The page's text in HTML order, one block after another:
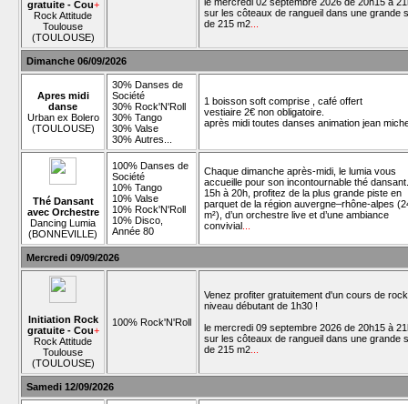
gratuite - Cou+
Rock Attitude
Toulouse
(TOULOUSE)
sur les côteaux de rangueil dans une grande
de 215 m2
Dimanche 06/09/2026
Apres midi
danse
Urban ex Bolero
(TOULOUSE)
30% Danses de
Société
30% Rock'N'Roll
30% Tango
30% Valse
30% Autres...
1 boisson soft comprise , café offert
vestiaire 2€ non obligatoire.
après midi toutes danses animation jean
Thé Dansant
avec Orchestre
Dancing Lumia
(BONNEVILLE)
100% Danses de
Société
10% Tango
10% Valse
10% Rock'N'Roll
10% Disco,
Année 80
Chaque dimanche après-midi, le lumia vous
accueille pour son incontournable thé
15h à 20h, profitez de la plus grande piste en
parquet de la région auvergne–rhône-alpes
m²), d’un orchestre live et d’une ambiance
convivial
Mercredi 09/09/2026
Initiation Rock
gratuite - Cou+
Rock Attitude
Toulouse
(TOULOUSE)
100% Rock'N'Roll
Venez profiter gratuitement d'un cours de rock
niveau débutant de 1h30 !
le mercredi 09 septembre 2026 de 20h15 à
sur les côteaux de rangueil dans une grande
de 215 m2
Samedi 12/09/2026